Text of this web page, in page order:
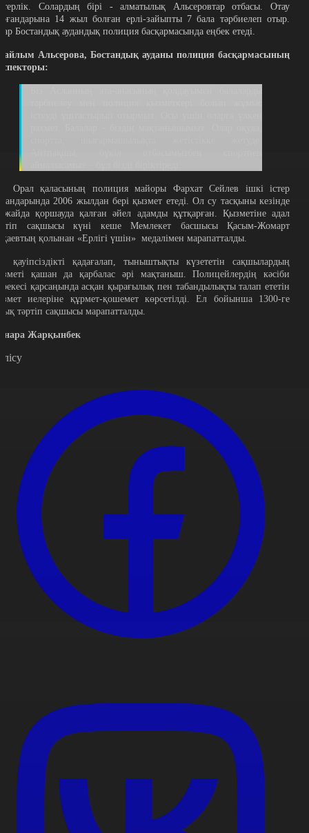
Солардың бірі - алматылық Альсеровтар отбасы. Отау
14 жыл болған ерлі-зайыпты 7 бала тәрбиелеп отыр.
Бостандық аудандық полиция басқармасында еңбек етеді.
Альсерова, Бостандық ауданы полиция басқармасының
Орал қаласының полиция майоры Фархат Сейлев ішкі істер
2006 жылдан бері қызмет етеді. Ол су тасқыны кезінде
қоршауда қалған әйел адамды құтқарған. Қызметіне адал
сақшысы күні кеше Мемлекет басшысы Қасым-Жомарт
қолынан «Ерлігі үшін» медалімен марапатталды.
қауіпсіздікті қадағалап, тыныштықты күзететін сақшылардың
қашан да қарбалас әрі мақтаныш. Полицейлердің кәсіби
қарсаңында асқан қырағылық пен табандылықты талап ететін
иелеріне құрмет-қошемет көрсетілді. Ел бойынша 1300-ге
тәртіп сақшысы марапатталды.
Жарқынбек